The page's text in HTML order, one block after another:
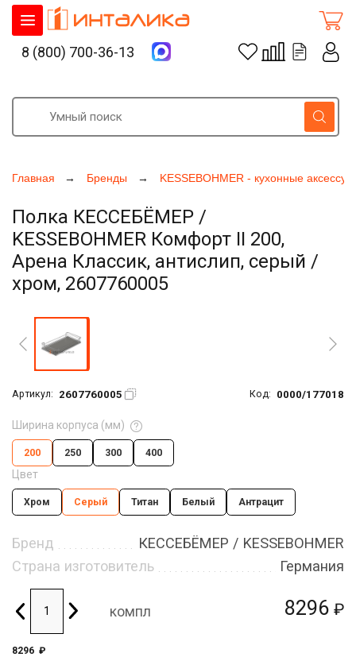
Главная Бренды KESSEBOHMER - кухонные
Полка КЕССЕБЁМЕР /
KESSEBOHMER Комфорт II 200,
Арена Классик, антислип, серый /
хром, 2607760005
Артикул: 2607760005 Код: 0000/177018
8296 ₽
Ширина корпуса (мм)
200 250 300 400
Цвет
Хром Серый Титан Белый Антрацит
Бренд
КЕССЕБЁМЕР / KESSEBOHMER
Страна изготовитель
Германия
компл
8296 ₽
8 (800) 700-36-13